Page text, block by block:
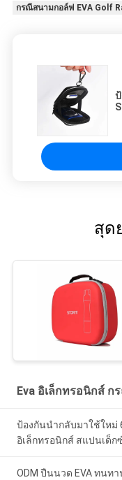
กรณีสนามกอล์ฟ EVA Golf
สุด
Eva อิเล็กทรอนิกส์ ก
ป้องกันนำกลับมาใช้ใหม่
อิเล็กทรอนิกส์ สแปนเด็ก
ODM ปืนนวด EVA ทน